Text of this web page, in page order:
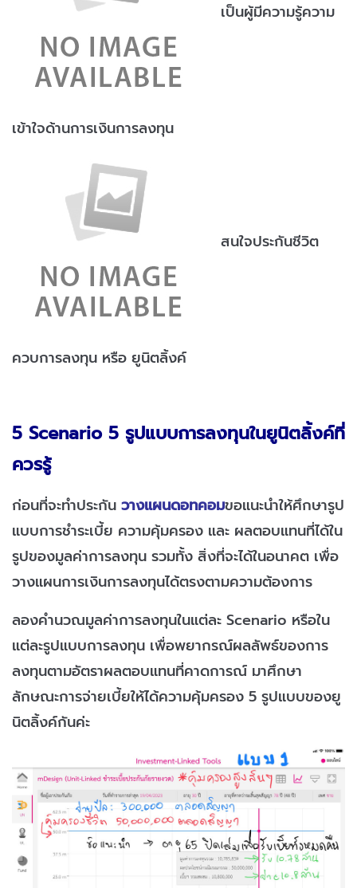
เป็นผู้มีความรู้ความ
เข้าใจด้านการเงินการลงทุน
สนใจประกันชีวิต
ควบการลงทุน หรือ ยูนิตลิ้งค์
5 Scenario 5 รูปแบบการลงทุนในยูนิตลิ้งค์ที่
ควรรู้
ก่อนที่จะทำประกัน วางแผนดอทคอมขอแนะนำให้ศึกษารูป
แบบการชำระเบี้ย ความคุ้มครอง และ ผลตอบแทนที่ได้ใน
รูปของมูลค่าการลงทุน รวมทั้ง สิ่งที่จะได้ในอนาคต เพื่อ
วางแผนการเงินการลงทุนได้ตรงตามความต้องการ
ลองคำนวณมูลค่าการลงทุนในแต่ละ Scenario หรือใน
แต่ละรูปแบบการลงทุน เพื่อพยากรณ์ผลลัพธ์ของการ
ลงทุนตามอัตราผลตอบแทนที่คาดการณ์ มาศึกษา
ลักษณะการจ่ายเบี้ยให้ได้ความคุ้มครอง 5 รูปแบบของยู
นิตลิ้งค์กันค่ะ